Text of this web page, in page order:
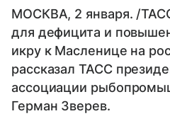
МОСКВА, 2 января. /
для дефицита и
икру к Масленице на
рассказал ТАСС
ассоциации
Герман Зверев.